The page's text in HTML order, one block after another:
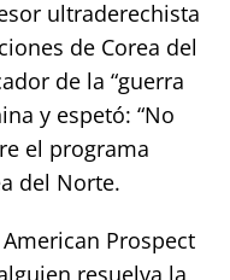
ultraderechista
de Corea del
de la “guerra
y espetó: “No
el programa
del Norte.
Prospect
resuelva la